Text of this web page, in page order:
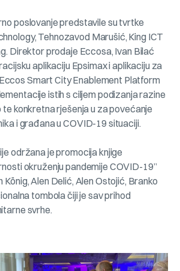
poslovanje predstavile su tvrtke
Tehnozavod Marušić, King ICT
Direktor prodaje Eccosa, Ivan Bilać
aplikaciju Epsimax i aplikaciju za
Smart City Enablement Platform
istih s ciljem podizanja razine
konkretna rješenja u za povećanje
i građana u COVID-19 situaciji.
održana je promocija knjige
okruženju pandemije COVID-19”
Alen Delić, Alen Ostojić, Branko
tombola čiji je sav prihod
svrhe.